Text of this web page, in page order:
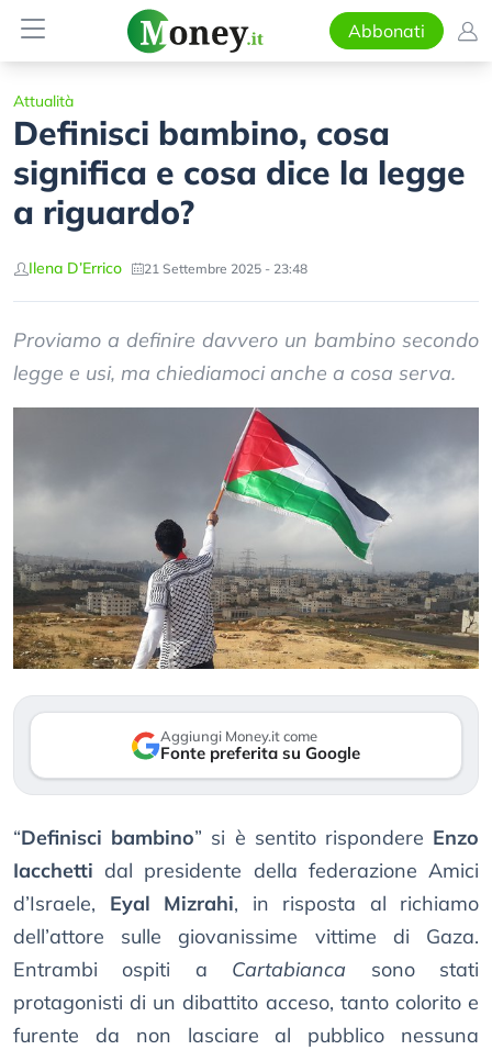
Abbonati
Attualità
Definisci bambino, cosa
significa e cosa dice la legge
a riguardo?
Ilena D’Errico 21 Settembre 2025 - 23:48
Proviamo a definire davvero un bambino secondo
legge e usi, ma chiediamoci anche a cosa serva.
Aggiungi Money.it come
Fonte preferita su Google
“Definisci bambino” si è sentito rispondere Enzo
Iacchetti dal presidente della federazione Amici
d’Israele, Eyal Mizrahi, in risposta al richiamo
dell’attore sulle giovanissime vittime di Gaza.
Entrambi ospiti a Cartabianca sono stati
protagonisti di un dibattito acceso, tanto colorito e
furente da non lasciare al pubblico nessuna